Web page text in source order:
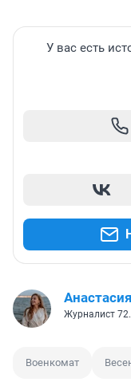
У вас есть
Журналист
Военкомат